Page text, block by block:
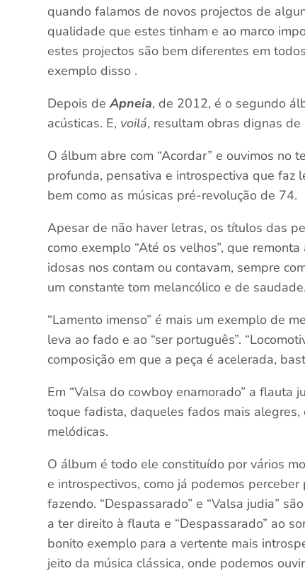
quando falamos de novos projectos de
qualidade que estes tinham e ao marco
estes projectos são bem diferentes em
exemplo disso .
Depois deApneia, de 2012, é o segundo
acústicas. E, voilá, resultam obras dignas
O álbum abre com “Acordar” e ouvimos no
profunda, pensativa e introspectiva que faz
bem como as músicas pré-revolução de 74.
Apesar de não haver letras, os títulos das
como exemplo “Até os velhos”, que
idosas nos contam ou contavam, sempre
um constante tom melancólico e de saudade.
“Lamento imenso” é mais um exemplo de
leva ao fado e ao “ser português”.
composição em que a peça é acelerada,
Em “Valsa do cowboy enamorado” a flauta
toque fadista, daqueles fados mais
melódicas.
O álbum é todo ele constituído por vários
e introspectivos, como já podemos
fazendo. “Despassarado” e “Valsa judia”
a ter direito à flauta e “Despassarado” ao
bonito exemplo para a vertente mais
jeito da música clássica, onde podemos